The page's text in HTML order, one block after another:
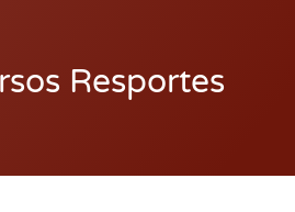
Resportes